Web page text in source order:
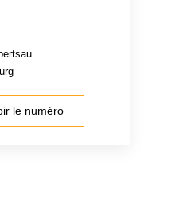
le numéro